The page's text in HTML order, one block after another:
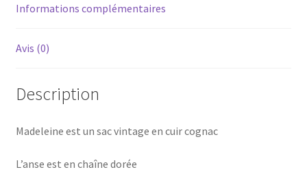
Informations complémentaires
Avis (0)
Description
Madeleine est un sac vintage en cuir cognac
L’anse est en chaîne dorée